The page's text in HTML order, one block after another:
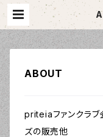
ABOUT
priteiaファンクラブ
ズの販売他